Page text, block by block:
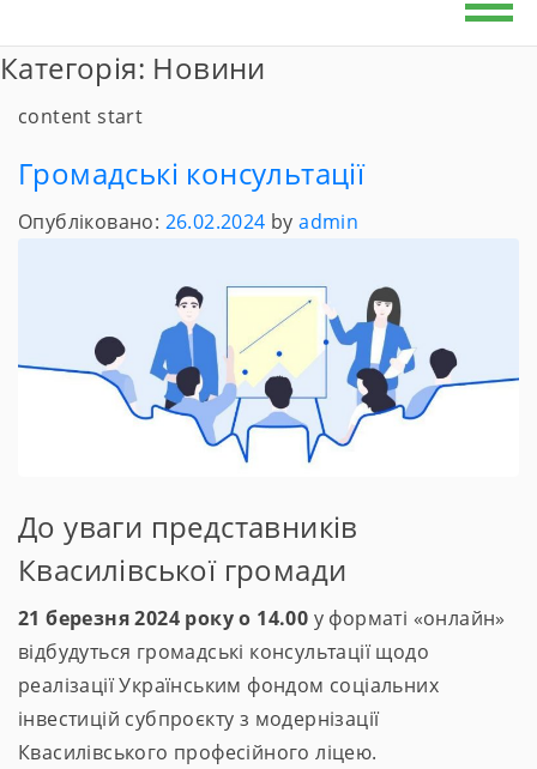
Категорія: Новини
content start
Громадські консультації
Опубліковано: 26.02.2024 byadmin
До уваги представників
Квасилівської громади
21 березня 2024 року о 14.00 у форматі «онлайн»
відбудуться громадські консультації щодо
реалізації Українським фондом соціальних
інвестицій субпроєкту з модернізації
Квасилівського професійного ліцею.